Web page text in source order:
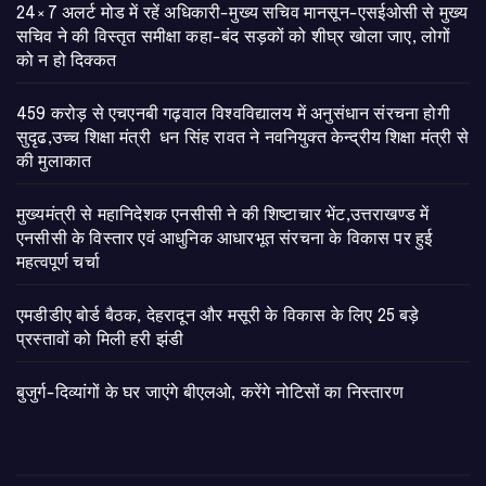
24×7 अलर्ट मोड में रहें अधिकारी-मुख्य सचिव मानसून-एसईओसी से मुख्य
सचिव ने की विस्तृत समीक्षा कहा-बंद सड़कों को शीघ्र खोला जाए, लोगों
को न हो दिक्कत
459 करोड़ से एचएनबी गढ़वाल विश्वविद्यालय में अनुसंधान संरचना होगी
सुदृढ,उच्च शिक्षा मंत्री धन सिंह रावत ने नवनियुक्त केन्द्रीय शिक्षा मंत्री से
की मुलाकात
मुख्यमंत्री से महानिदेशक एनसीसी ने की शिष्टाचार भेंट,उत्तराखण्ड में
एनसीसी के विस्तार एवं आधुनिक आधारभूत संरचना के विकास पर हुई
महत्वपूर्ण चर्चा
एमडीडीए बोर्ड बैठक, देहरादून और मसूरी के विकास के लिए 25 बड़े
प्रस्तावों को मिली हरी झंडी
बुजुर्ग-दिव्यांगों के घर जाएंगे बीएलओ, करेंगे नोटिसों का निस्तारण